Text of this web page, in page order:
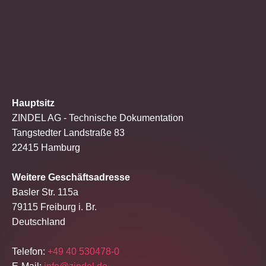
Hauptsitz
ZINDEL AG - Technische Dokumentation
Tangstedter Landstraße 83
22415 Hamburg
Weitere Geschäftsadresse
Basler Str. 115a
79115 Freiburg i. Br.
Deutschland
Telefon: +49 40 530478-0